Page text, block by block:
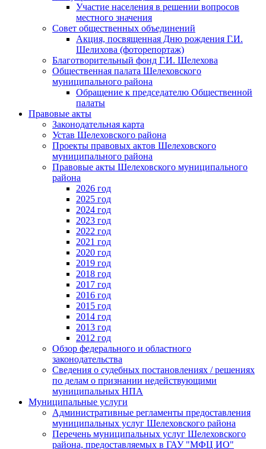
Участие населения в решении вопросов
местного значения
Совет общественных объединений
Акция, посвященная Дню рождения Г.И.
Шелихова (фоторепортаж)
Благотворительный фонд Г.И. Шелехова
Общественная палата Шелеховского
муниципального района
Обращение к председателю Общественной
палаты
Правовые акты
Законодательная карта
Устав Шелеховского района
Проекты правовых актов Шелеховского
муниципального района
Правовые акты Шелеховского муниципального
района
2026 год
2025 год
2024 год
2023 год
2022 год
2021 год
2020 год
2019 год
2018 год
2017 год
2016 год
2015 год
2014 год
2013 год
2012 год
Обзор федерального и областного
законодательства
Сведения о судебных постановлениях / решениях
по делам о признании недействующими
муниципальных НПА
Муниципальные услуги
Административные регламенты предоставления
муниципальных услуг Шелеховского района
Перечень муниципальных услуг Шелеховского
района, предоставляемых в ГАУ "МФЦ ИО"